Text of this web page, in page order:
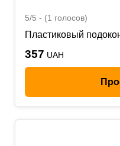
5/5 - (1 голосов)
Пластиковый
357 UAH